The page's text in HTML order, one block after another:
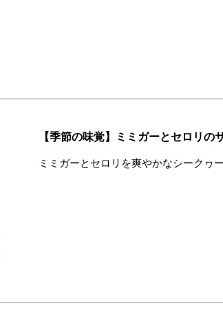
【季節の味覚】ミミガーとセロリの
ミミガーとセロリを爽やかなシークヮ